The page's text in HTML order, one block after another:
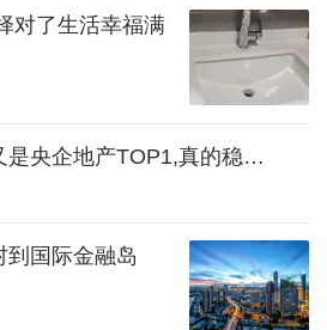
对了生活幸福满
是央企地产TOP1,真的稳…
到国际金融岛